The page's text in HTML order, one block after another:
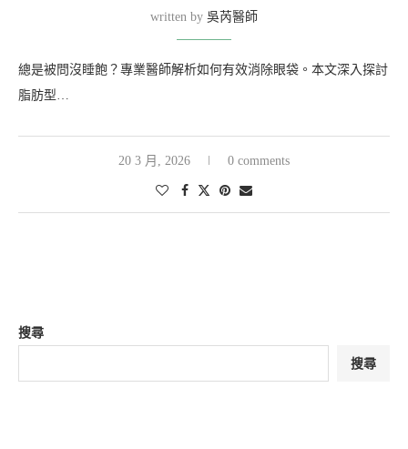
written by 吳芮醫師
總是被問沒睡飽？專業醫師解析如何有效消除眼袋。本文深入探討
脂肪型…
20 3 月, 2026 0 comments
搜尋
搜尋